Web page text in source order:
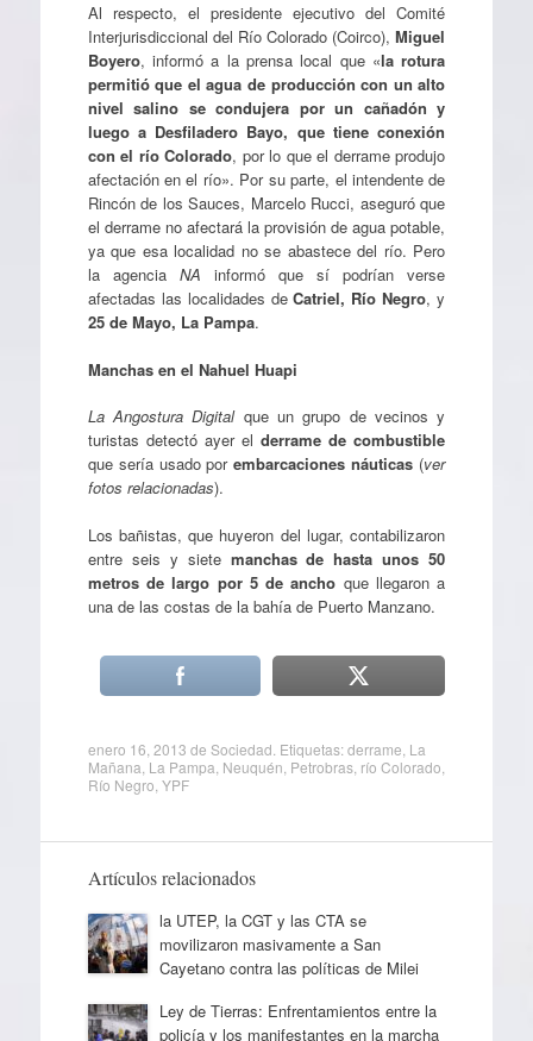
Al respecto, el presidente ejecutivo del Comité
Interjurisdiccional del Río Colorado (Coirco),Miguel
Boyero, informó a la prensa local que «la rotura
permitió que el agua de producción con un alto
nivel salino se condujera por un cañadón y
luego a Desfiladero Bayo, que tiene conexión
con el río Colorado, por lo que el derrame produjo
afectación en el río». Por su parte, el intendente de
Rincón de los Sauces, Marcelo Rucci, aseguró que
el derrame no afectará la provisión de agua potable,
ya que esa localidad no se abastece del río. Pero
la agencia NA informó que sí podrían verse
afectadas las localidades deCatriel, Río Negro, y
25 de Mayo, La Pampa.
Manchas en el Nahuel Huapi
La Angostura Digital que un grupo de vecinos y
turistas detectó ayer elderrame de combustible
que sería usado porembarcaciones náuticas (ver
fotos relacionadas).
Los bañistas, que huyeron del lugar, contabilizaron
entre seis y siete manchas de hasta unos 50
metros de largo por 5 de ancho que llegaron a
una de las costas de la bahía de Puerto Manzano.
enero 16, 2013 de Sociedad . Etiquetas:derrame La
Mañana La Pampa Neuquén Petrobras, río Colorado
Río Negro YPF
Artículos relacionados
la UTEP, la CGT y las CTA se
movilizaron masivamente a San
Cayetano contra las políticas de Milei
Ley de Tierras: Enfrentamientos entre la
policía y los manifestantes en la marcha